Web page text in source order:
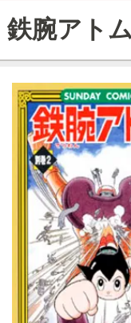
鉄腕アト